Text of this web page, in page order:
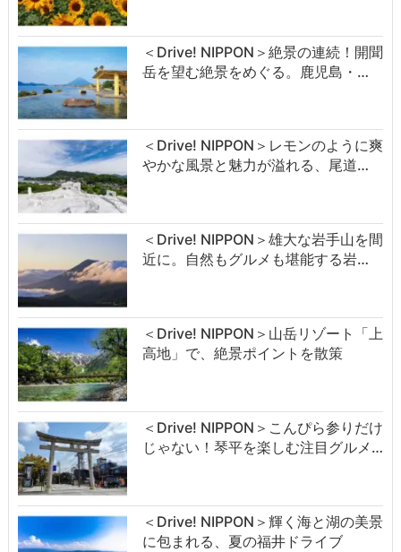
＜Drive! NIPPON＞絶景の連続！開聞
岳を望む絶景をめぐる。鹿児島・…
＜Drive! NIPPON＞レモンのように爽
やかな風景と魅力が溢れる、尾道…
＜Drive! NIPPON＞雄大な岩手山を間
近に。自然もグルメも堪能する岩…
＜Drive! NIPPON＞山岳リゾート「上
高地」で、絶景ポイントを散策
＜Drive! NIPPON＞こんぴら参りだけ
じゃない！琴平を楽しむ注目グルメ…
＜Drive! NIPPON＞輝く海と湖の美景
に包まれる、夏の福井ドライブ